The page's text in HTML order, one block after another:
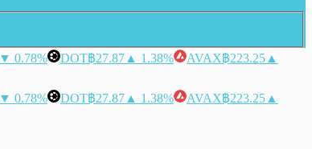
▼ 0.78% DOT฿27.87 ▲ 1.38% AVAX฿223.25 ▲
▼ 0.78% DOT฿27.87 ▲ 1.38% AVAX฿223.25 ▲